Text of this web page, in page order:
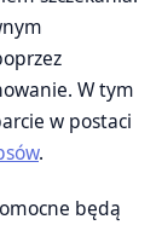
W tym
w postaci
.
będą